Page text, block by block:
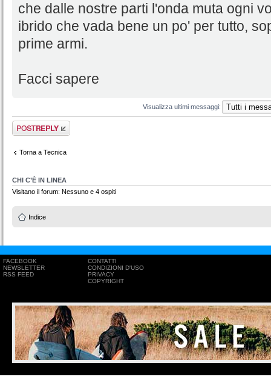
che dalle nostre parti l'onda muta ogni
ibrido che vada bene un po' per tutto,
prime armi.
Facci sapere
Visualizza ultimi messaggi:
Rispondi al
messaggio
Torna a Tecnica
CHI C’È IN LINEA
Visitano il forum: Nessuno e 4 ospiti
Indice
FACEBOOK
NEWSLETTER
RSS FEED
CONTATTI
CONDIZIONI D'USO
PRIVACY
COPYRIGHT